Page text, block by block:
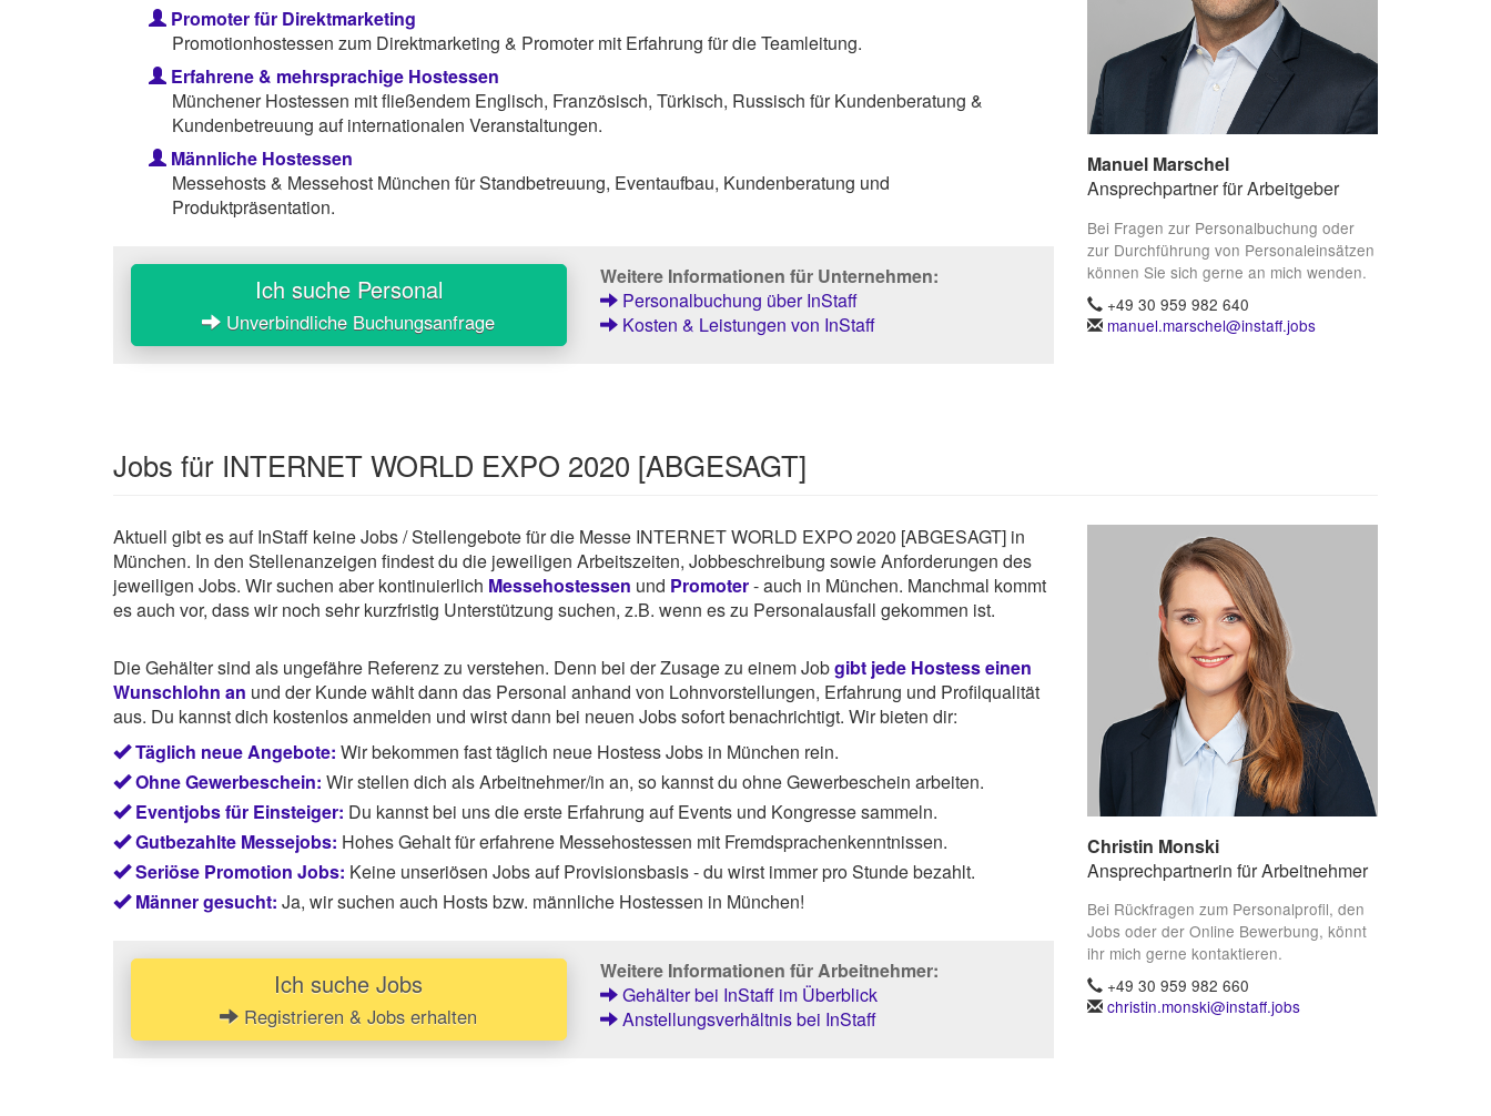
Promoter für Direktmarketing
Promotionhostessen zum Direktmarketing & Promoter mit Erfahrung für die Teamleitung.
Erfahrene & mehrsprachige Hostessen
Münchener Hostessen mit fließendem Englisch, Französisch, Türkisch, Russisch für Kundenberatung &
Kundenbetreuung auf internationalen Veranstaltungen.
Männliche Hostessen
Messehosts & Messehost München für Standbetreuung, Eventaufbau, Kundenberatung und
Produktpräsentation.
Ich suche Personal
Unverbindliche Buchungsanfrage
Weitere Informationen für Unternehmen:
Personalbuchung über InStaff
Kosten & Leistungen von InStaff
Manuel Marschel
Ansprechpartner für Arbeitgeber
Bei Fragen zur Personalbuchung oder
zur Durchführung von Personaleinsätzen
können Sie sich gerne an mich wenden.
+49 30 959 982 640
manuel.marschel@instaff.jobs
Jobs für INTERNET WORLD EXPO 2020 [ABGESAGT]
Aktuell gibt es auf InStaff keine Jobs / Stellengebote für die Messe INTERNET WORLD EXPO 2020 [ABGESAGT] in
München. In den Stellenanzeigen findest du die jeweiligen Arbeitszeiten, Jobbeschreibung sowie Anforderungen des
jeweiligen Jobs. Wir suchen aber kontinuierlich Messehostessen und Promoter- auch in München. Manchmal kommt
es auch vor, dass wir noch sehr kurzfristig Unterstützung suchen, z.B. wenn es zu Personalausfall gekommen ist.
Die Gehälter sind als ungefähre Referenz zu verstehen. Denn bei der Zusage zu einem Jobgibt jede Hostess einen
Wunschlohn an und der Kunde wählt dann das Personal anhand von Lohnvorstellungen, Erfahrung und Profilqualität
aus. Du kannst dich kostenlos anmelden und wirst dann bei neuen Jobs sofort benachrichtigt. Wir bieten dir:
Täglich neue Angebote: Wir bekommen fast täglich neue Hostess Jobs in München rein.
Ohne Gewerbeschein: Wir stellen dich als Arbeitnehmer/in an, so kannst du ohne Gewerbeschein arbeiten.
Eventjobs für Einsteiger: Du kannst bei uns die erste Erfahrung auf Events und Kongresse sammeln.
Gutbezahlte Messejobs: Hohes Gehalt für erfahrene Messehostessen mit Fremdsprachenkenntnissen.
Seriöse Promotion Jobs: Keine unseriösen Jobs auf Provisionsbasis - du wirst immer pro Stunde bezahlt.
Männer gesucht: Ja, wir suchen auch Hosts bzw. männliche Hostessen in München!
Ich suche Jobs
Registrieren & Jobs erhalten
Weitere Informationen für Arbeitnehmer:
Gehälter bei InStaff im Überblick
Anstellungsverhältnis bei InStaff
Christin Monski
Ansprechpartnerin für Arbeitnehmer
Bei Rückfragen zum Personalprofil, den
Jobs oder der Online Bewerbung, könnt
ihr mich gerne kontaktieren.
+49 30 959 982 660
christin.monski@instaff.jobs